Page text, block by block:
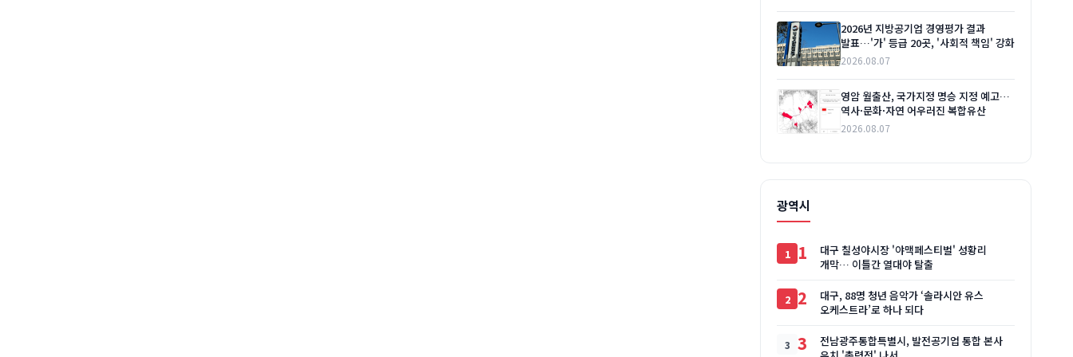
2026년 지방공기업 경영평가 결과
발표…'가' 등급 20곳, '사회적 책임' 강화
2026.08.07
영암 월출산, 국가지정 명승 지정 예고…
역사·문화·자연 어우러진 복합유산
2026.08.07
광역시
1
대구 칠성야시장 '야맥페스티벌' 성황리
개막… 이틀간 열대야 탈출
2
대구, 88명 청년 음악가 ‘솔라시안 유스
오케스트라’로 하나 되다
3
전남광주통합특별시, 발전공기업 통합 본사